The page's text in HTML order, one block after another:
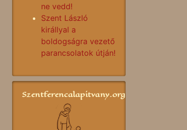
ne vedd!
Szent László
királlyal a
boldogságra vezető
parancsolatok útján!
Szentferencalapitvany.org